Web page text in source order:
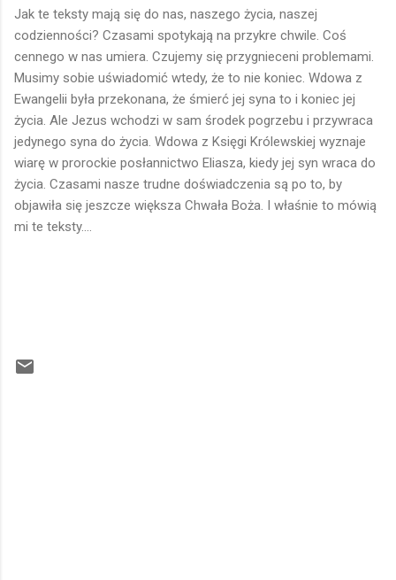
Jak te teksty mają się do nas, naszego życia, naszej
codzienności? Czasami spotykają na przykre chwile. Coś
cennego w nas umiera. Czujemy się przygnieceni problemami.
Musimy sobie uświadomić wtedy, że to nie koniec. Wdowa z
Ewangelii była przekonana, że śmierć jej syna to i koniec jej
życia. Ale Jezus wchodzi w sam środek pogrzebu i przywraca
jedynego syna do życia. Wdowa z Księgi Królewskiej wyznaje
wiarę w prorockie posłannictwo Eliasza, kiedy jej syn wraca do
życia. Czasami nasze trudne doświadczenia są po to, by
objawiła się jeszcze większa Chwała Boża. I właśnie to mówią
mi te teksty....